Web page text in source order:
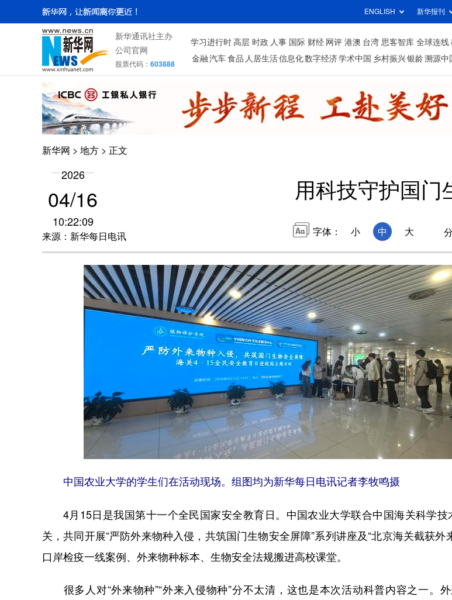
ENGLISH 新华报刊
新华通讯社主办
公司官网
股票代码： 603888
学习进行时 高层 时政 人事 国际 财经 网评 港澳 台湾 思客智库 全球连线
金融 汽车 食品 人居生活信息化数字经济学术中国 乡村振兴银龄溯源中
新华网 > 地方 > 正文
2026
04/16
10:22:09
来源：新华每日电讯
用科技守护国门
字体： 小 中 大
中国农业大学的学生们在活动现场。组图均为新华每日电讯记者李牧鸣摄
4月15日是我国第十一个全民国家安全教育日。中国农业大学联合中国海关科学技
关，共同开展“严防外来物种入侵，共筑国门生物安全屏障”系列讲座及“北京海关截获外
口岸检疫一线案例、外来物种标本、生物安全法规搬进高校课堂。
很多人对“外来物种”“外来入侵物种”分不太清，这也是本次活动科普内容之一。